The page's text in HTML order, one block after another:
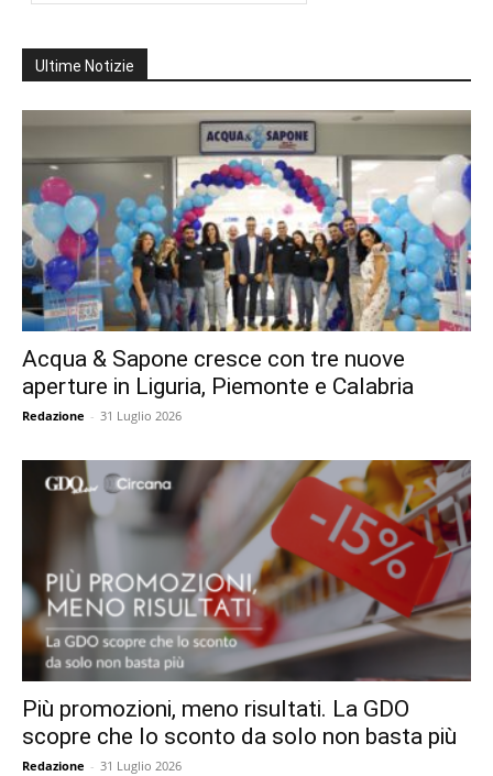
Ultime Notizie
Acqua & Sapone cresce con tre nuove
aperture in Liguria, Piemonte e Calabria
Redazione - 31 Luglio 2026
Più promozioni, meno risultati. La GDO
scopre che lo sconto da solo non basta più
Redazione - 31 Luglio 2026